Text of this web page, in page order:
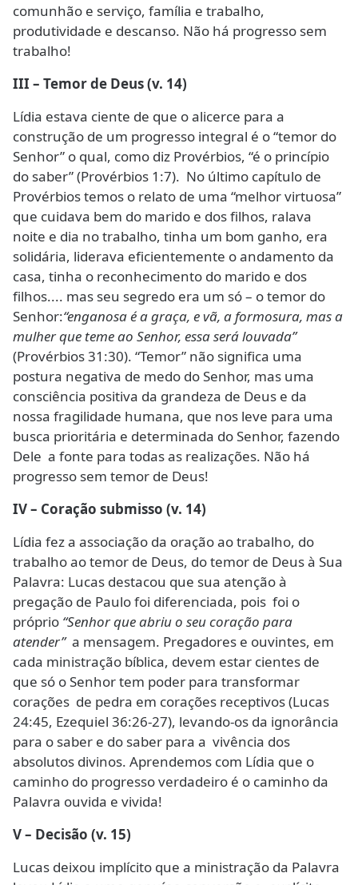
comunhão e serviço, família e trabalho,
produtividade e descanso. Não há progresso sem
trabalho!
III – Temor de Deus (v. 14)
Lídia estava ciente de que o alicerce para a
construção de um progresso integral é o “temor do
Senhor” o qual, como diz Provérbios, “é o princípio
do saber” (Provérbios 1:7). No último capítulo de
Provérbios temos o relato de uma “melhor virtuosa”
que cuidava bem do marido e dos filhos, ralava
noite e dia no trabalho, tinha um bom ganho, era
solidária, liderava eficientemente o andamento da
casa, tinha o reconhecimento do marido e dos
filhos.... mas seu segredo era um só – o temor do
Senhor:“enganosa é a graça, e vã, a formosura, mas a
mulher que teme ao Senhor, essa será louvada”
(Provérbios 31:30). “Temor” não significa uma
postura negativa de medo do Senhor, mas uma
consciência positiva da grandeza de Deus e da
nossa fragilidade humana, que nos leve para uma
busca prioritária e determinada do Senhor, fazendo
Dele a fonte para todas as realizações. Não há
progresso sem temor de Deus!
IV – Coração submisso (v. 14)
Lídia fez a associação da oração ao trabalho, do
trabalho ao temor de Deus, do temor de Deus à Sua
Palavra: Lucas destacou que sua atenção à
pregação de Paulo foi diferenciada, pois foi o
próprio “Senhor que abriu o seu coração para
atender”a mensagem. Pregadores e ouvintes, em
cada ministração bíblica, devem estar cientes de
que só o Senhor tem poder para transformar
corações de pedra em corações receptivos (Lucas
24:45, Ezequiel 36:26-27), levando-os da ignorância
para o saber e do saber para a vivência dos
absolutos divinos. Aprendemos com Lídia que o
caminho do progresso verdadeiro é o caminho da
Palavra ouvida e vivida!
V – Decisão (v. 15)
Lucas deixou implícito que a ministração da Palavra